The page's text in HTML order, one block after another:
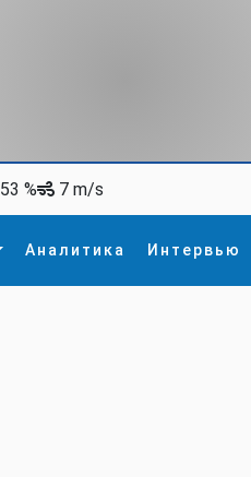
53 % 7 m/s
Аналитика Интервью